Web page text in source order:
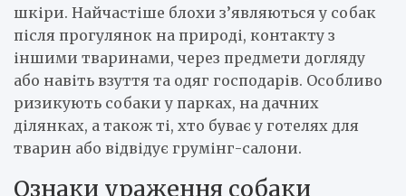
шкіри. Найчастіше блохи з’являються у собак
після прогулянок на природі, контакту з
іншими тваринами, через предмети догляду
або навіть взуття та одяг господарів. Особливо
ризикують собаки у парках, на дачних
ділянках, а також ті, хто буває у готелях для
тварин або відвідує грумінг-салони.
Ознаки ураження собаки